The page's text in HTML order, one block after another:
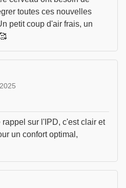
toutes ces nouvelles
petit coup d'air frais, un
sur l'IPD, c'est clair et
un confort optimal,